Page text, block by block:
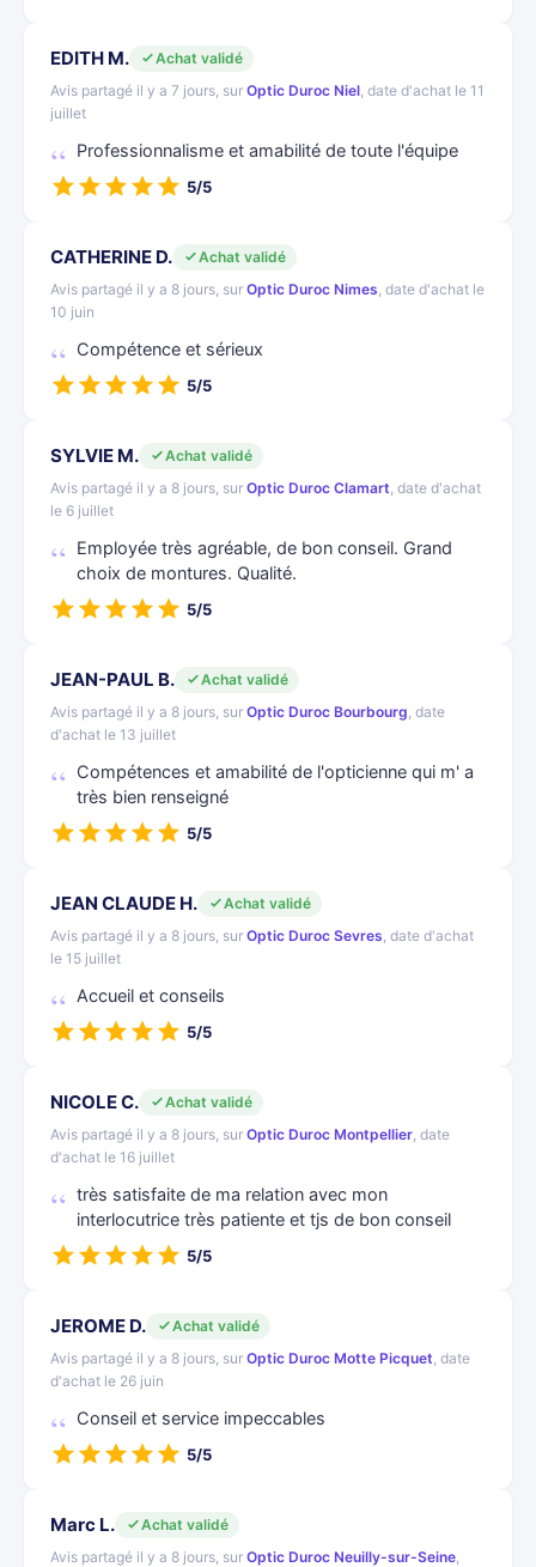
EDITH M.
Achat validé
Avis partagé il y a 7 jours, sur Optic Duroc Niel, date d'achat le 11
juillet
Professionnalisme et amabilité de toute l'équipe
5/5
CATHERINE D.
Achat validé
Avis partagé il y a 8 jours, sur Optic Duroc Nimes, date d'achat le
10 juin
Compétence et sérieux
5/5
SYLVIE M.
Achat validé
Avis partagé il y a 8 jours, sur Optic Duroc Clamart, date d'achat
le 6 juillet
Employée très agréable, de bon conseil. Grand
choix de montures. Qualité.
5/5
JEAN-PAUL B.
Achat validé
Avis partagé il y a 8 jours, sur Optic Duroc Bourbourg, date
d'achat le 13 juillet
Compétences et amabilité de l'opticienne qui m' a
très bien renseigné
5/5
JEAN CLAUDE H.
Achat validé
Avis partagé il y a 8 jours, sur Optic Duroc Sevres, date d'achat
le 15 juillet
Accueil et conseils
5/5
NICOLE C.
Achat validé
Avis partagé il y a 8 jours, sur Optic Duroc Montpellier, date
d'achat le 16 juillet
très satisfaite de ma relation avec mon
interlocutrice très patiente et tjs de bon conseil
5/5
JEROME D.
Achat validé
Avis partagé il y a 8 jours, sur Optic Duroc Motte Picquet, date
d'achat le 26 juin
Conseil et service impeccables
5/5
Marc L.
Achat validé
Avis partagé il y a 8 jours, sur Optic Duroc Neuilly-sur-Seine,